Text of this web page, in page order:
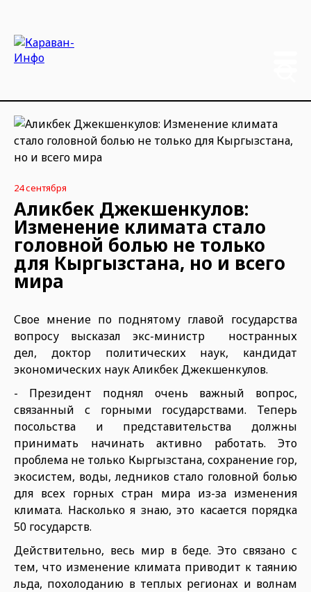
24 сентября
Аликбек Джекшенкулов:
Изменение климата стало
головной болью не только
для Кыргызстана, но и всего
мира
Свое мнение по поднятому главой государства
вопросу высказал экс-министр ностранных
дел, доктор политических наук, кандидат
экономических наук Аликбек Джекшенкулов.
- Президент поднял очень важный вопрос,
связанный с горными государствами. Теперь
посольства и представительства должны
принимать начинать активно работать. Это
проблема не только Кыргызстана, сохранение гор,
экосистем, воды, ледников стало головной болью
для всех горных стран мира из-за изменения
климата. Насколько я знаю, это касается порядка
50 государств.
Действительно, весь мир в беде. Это связано с
тем, что изменение климата приводит к таянию
льда, похолоданию в теплых регионах и волнам